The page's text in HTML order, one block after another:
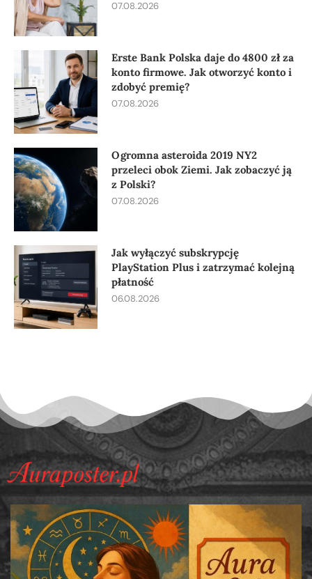
07.08.2026
Erste Bank Polska daje do 4800 zł za
konto firmowe. Jak otworzyć konto i
zdobyć premię?
07.08.2026
Ogromna asteroida 2019 NY2
przeleci obok Ziemi. Jak zobaczyć ją
z Polski?
07.08.2026
Jak wyłączyć subskrypcję
PlayStation Plus i zatrzymać kolejną
płatność
06.08.2026